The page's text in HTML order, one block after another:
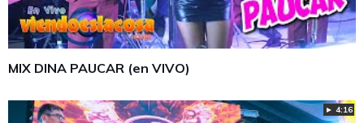
MIX DINA PAUCAR (en VIVO)
► 4:16